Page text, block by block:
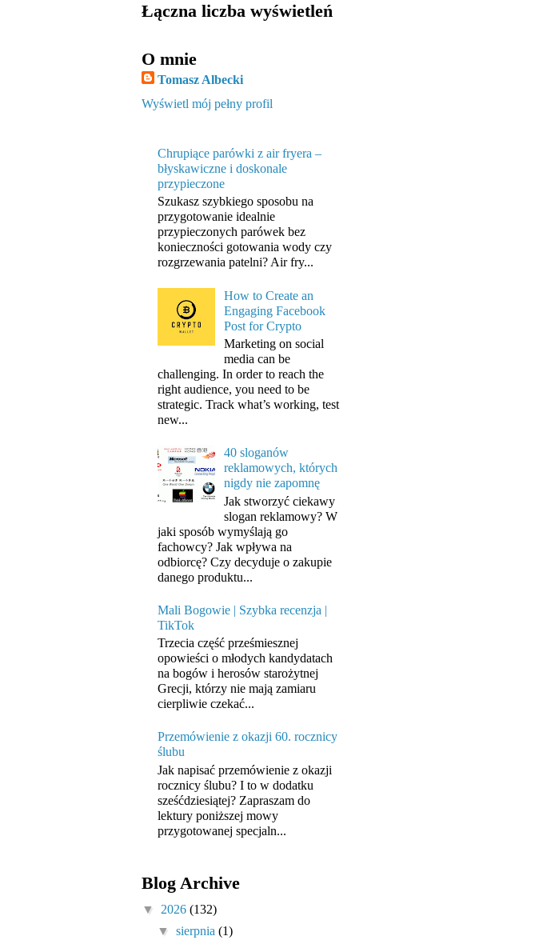
Łączna liczba wyświetleń
O mnie
Tomasz Albecki
Wyświetl mój pełny profil
Chrupiące parówki z air fryera –
błyskawiczne i doskonale
przypieczone
Szukasz szybkiego sposobu na
przygotowanie idealnie
przypieczonych parówek bez
konieczności gotowania wody czy
rozgrzewania patelni? Air fry...
How to Create an
Engaging Facebook
Post for Crypto
Marketing on social
media can be
challenging. In order to reach the
right audience, you need to be
strategic. Track what’s working, test
new...
40 sloganów
reklamowych, których
nigdy nie zapomnę
Jak stworzyć ciekawy
slogan reklamowy? W
jaki sposób wymyślają go
fachowcy? Jak wpływa na
odbiorcę? Czy decyduje o zakupie
danego produktu...
Mali Bogowie | Szybka recenzja |
TikTok
Trzecia część prześmiesznej
opowieści o młodych kandydatach
na bogów i herosów starożytnej
Grecji, którzy nie mają zamiaru
cierpliwie czekać...
Przemówienie z okazji 60. rocznicy
ślubu
Jak napisać przemówienie z okazji
rocznicy ślubu? I to w dodatku
sześćdziesiątej? Zapraszam do
lektury poniższej mowy
przygotowanej specjaln...
Blog Archive
▼ 2026 (132)
▼sierpnia(1)